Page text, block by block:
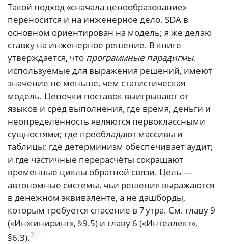
Такой подход «сначала ценообразование»
переносится и на инженерное дело. SDA в
основном ориентирован на модель; я же делаю
ставку на инженерное решение. В книге
утверждается, что программные парадигмы,
используемые для выражения решений, имеют
значение не меньше, чем статистическая
модель. Цепочки поставок выигрывают от
языков и сред выполнения, где время, деньги и
неопределённость являются первоклассными
сущностями; где преобладают массивы и
таблицы; где детерминизм обеспечивает аудит;
и где частичные перерасчёты сокращают
временные циклы обратной связи. Цель —
автономные системы, чьи решения выражаются
в денежном эквиваленте, а не дашборды,
которым требуется спасение в 7 утра. См. главу 9
(«Инжиниринг», §9.5) и главу 6 («Интеллект»,
§6.3).2